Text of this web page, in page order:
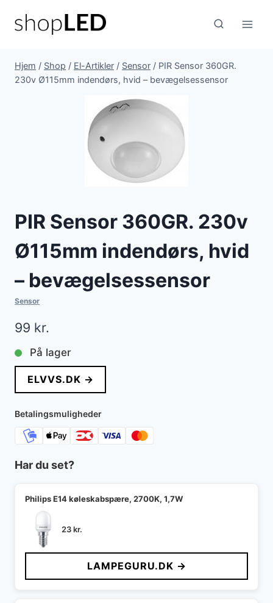
Hjem / Shop / El-Artikler / Sensor / PIR Sensor 360GR.
230v Ø115mm indendørs, hvid – bevægelsessensor
PIR Sensor 360GR. 230v
Ø115mm indendørs, hvid
– bevægelsessensor
Sensor
99 kr.
På lager
ELVVS.DK →
Betalingsmuligheder
Har du set?
Philips E14 køleskabspære, 2700K, 1,7W
23kr.
LAMPEGURU.DK →